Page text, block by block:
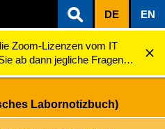
DE EN
Zoom-Lizenzen vom IT
ab dann jegliche Fragen
mit dem Login) an
Labornotizbuch)
Labornotizbuch)